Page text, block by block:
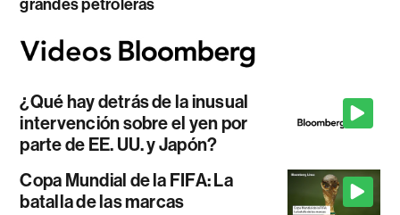
grandes petroleras
¿Qué hay detrás de la inusual
intervención sobre el yen por
parte de EE. UU. y Japón?
Copa Mundial de la FIFA: La
batalla de las marcas